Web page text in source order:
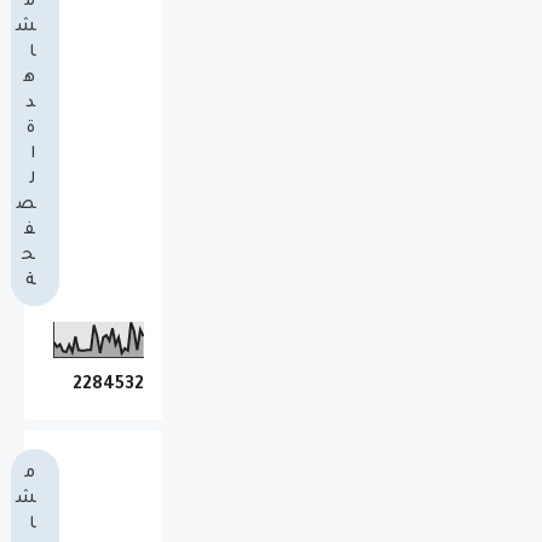
ش
ا
ه
د
ة
ا
ل
ص
ف
ح
ة
2284532
م
ش
ا